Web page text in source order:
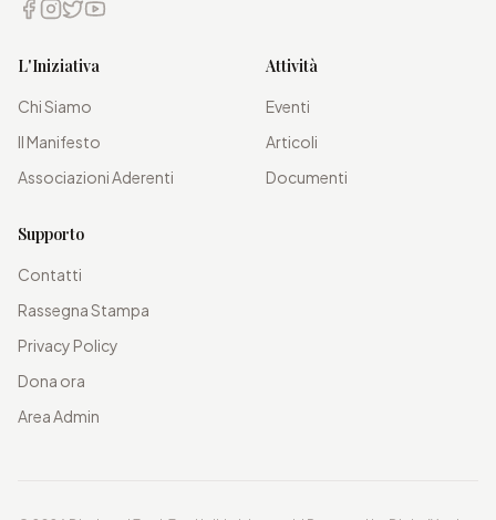
L'Iniziativa
Chi Siamo
Il Manifesto
Associazioni Aderenti
Attività
Eventi
Articoli
Documenti
Supporto
Contatti
Rassegna Stampa
Privacy Policy
Dona ora
Area Admin